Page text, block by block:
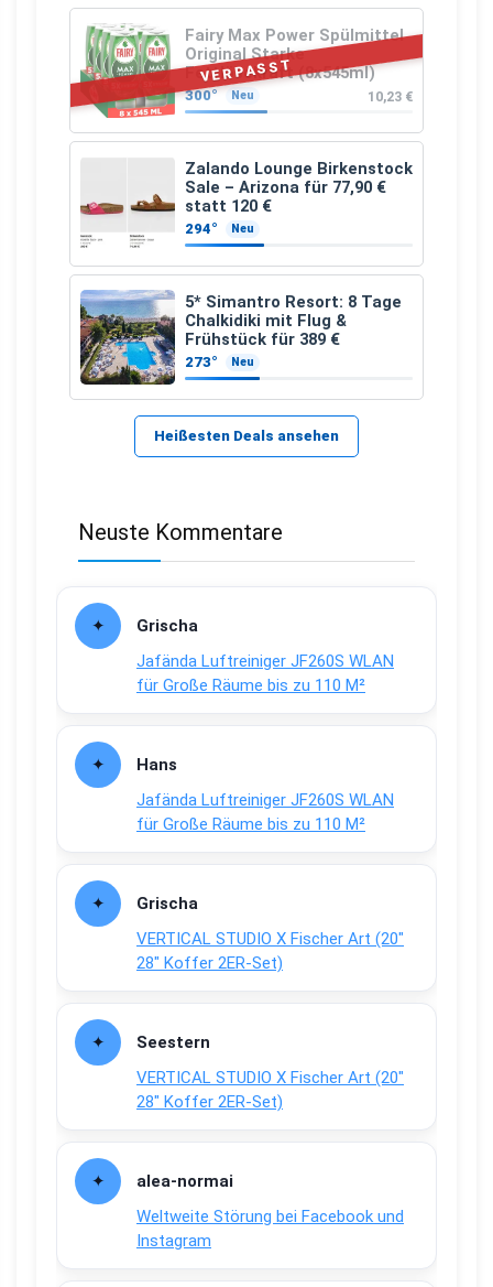
VERPASST
Fairy Max Power Spülmittel
Original Starke
Fettlösekraft (8x545ml)
300° Neu 10,23 €
Zalando Lounge Birkenstock
Sale – Arizona für 77,90 €
statt 120 €
294° Neu
5* Simantro Resort: 8 Tage
Chalkidiki mit Flug &
Frühstück für 389 €
273° Neu
Heißesten Deals ansehen
Neuste Kommentare
Grischa
Jafända Luftreiniger JF260S WLAN
für Große Räume bis zu 110 M²
Hans
Jafända Luftreiniger JF260S WLAN
für Große Räume bis zu 110 M²
Grischa
VERTICAL STUDIO X Fischer Art (20″
28″ Koffer 2ER-Set)
Seestern
VERTICAL STUDIO X Fischer Art (20″
28″ Koffer 2ER-Set)
alea-normai
Weltweite Störung bei Facebook und
Instagram